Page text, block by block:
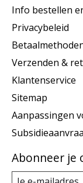
Info bestellen
Privacybeleid
Verzenden &
Klantenservice
Sitemap
Aanpassingen
Abonneer je